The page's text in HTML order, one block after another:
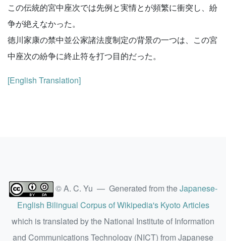
この伝統的宮中座次では先例と実情とが頻繁に衝突し、紛
争が絶えなかった。
徳川家康の禁中並公家諸法度制定の背景の一つは、この宮
中座次の紛争に終止符を打つ目的だった。
[English Translation]
© A. C. Yu — Generated from theJapanese-
English Bilingual Corpus of Wikipedia's Kyoto Articles
which is translated by the National Institute of Information
and Communications Technology (NICT) from Japanese